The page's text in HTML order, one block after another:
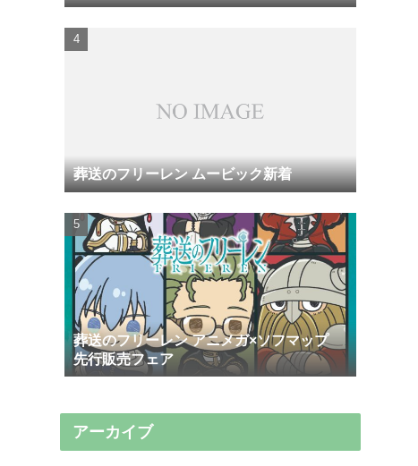
葬送のフリーレン ムービック新着
葬送のフリーレン アニメガ×ソフマップ
先行販売フェア
アーカイブ